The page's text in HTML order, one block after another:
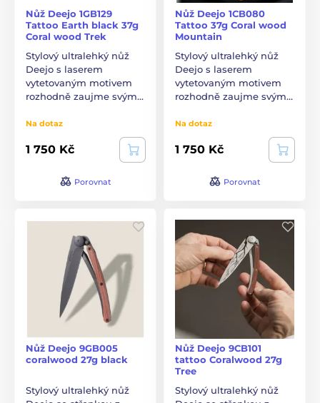
Nůž Deejo 1GB129
Tattoo Earth black 37g
Coral wood Trek
Stylový ultralehký nůž
Deejo s laserem
vytetovaným motivem
rozhodně zaujme svým…
Na dotaz
1 750 Kč
Porovnat
Nůž Deejo 1CB080
Tattoo 37g Coral wood
Mountain
Stylový ultralehký nůž
Deejo s laserem
vytetovaným motivem
rozhodně zaujme svým…
Na dotaz
1 750 Kč
Porovnat
Nůž Deejo 9GB005
coralwood 27g black
Stylový ultralehký nůž
Nůž Deejo 9CB101
tattoo Coralwood 27g
Tree
Stylový ultralehký nůž